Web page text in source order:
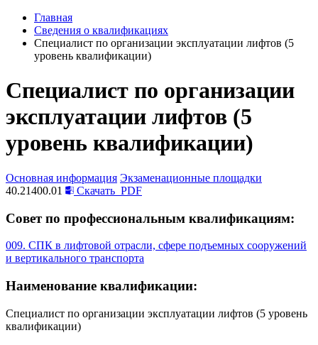
Главная
Сведения о квалификациях
Специалист по организации эксплуатации лифтов (5
уровень квалификации)
Специалист по организации
эксплуатации лифтов (5
уровень квалификации)
Основная информация Экзаменационные площадки
40.21400.01
Скачать PDF
Совет по профессиональным квалификациям:
009. СПК в лифтовой отрасли, сфере подъемных сооружений
и вертикального транспорта
Наименование квалификации:
Специалист по организации эксплуатации лифтов (5 уровень
квалификации)